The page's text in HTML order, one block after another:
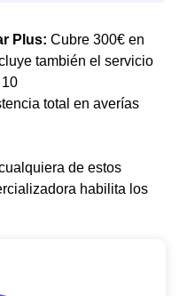
Plus: Cubre 300€ en
también el servicio
total en averías
de estos
habilita los